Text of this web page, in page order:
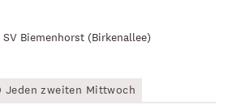
Biemenhorst (Birkenallee)
Jeden zweiten Mittwoch